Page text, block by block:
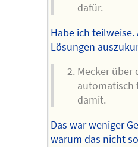
dafür.
Habe ich
Lösungen
Mecker über
automatisch
damit.
Das war weniger
warum das nicht